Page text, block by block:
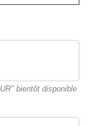
bientôt disponible